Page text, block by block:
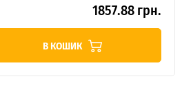
1857.88 грн.
В КОШИК